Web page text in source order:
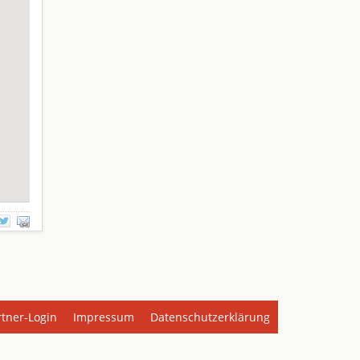
Login Impressum Datenschutzerklärung